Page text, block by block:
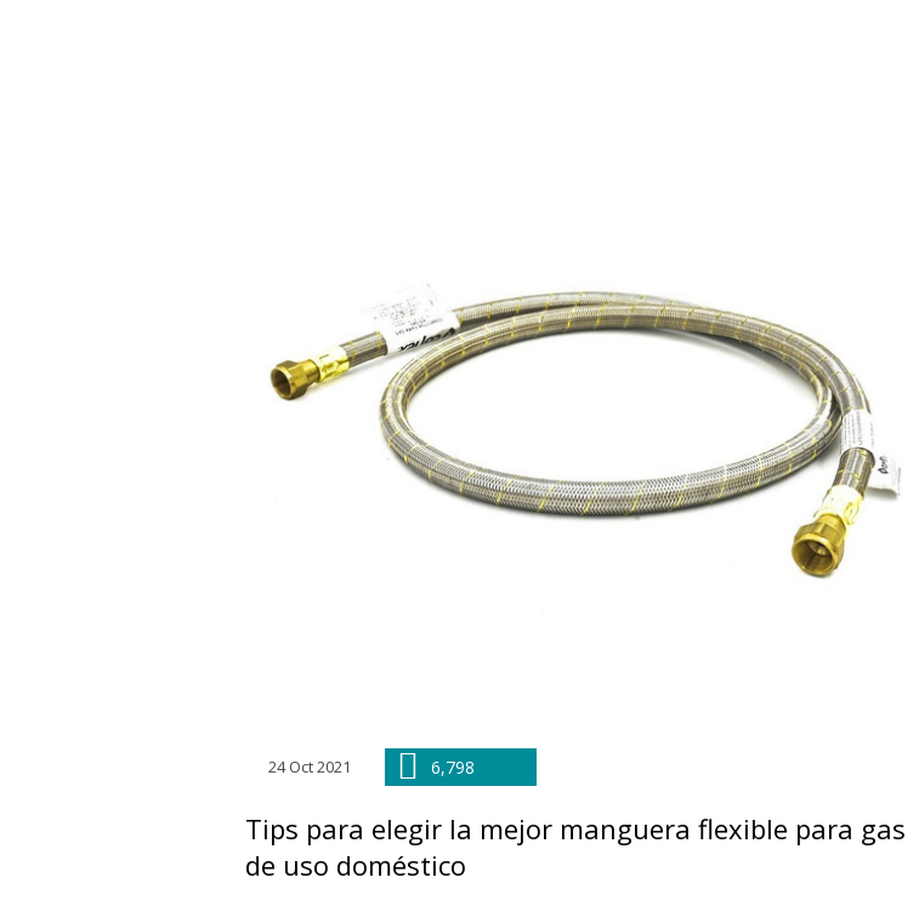
24 Oct 2021 6,798
Tips para elegir la mejor manguera flexible para gas
de uso doméstico